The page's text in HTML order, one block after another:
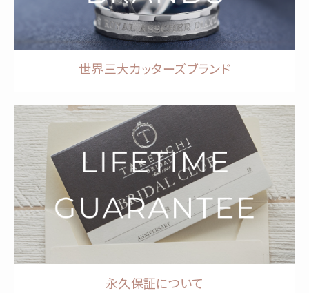
世界三大カッターズブランド
永久保証について